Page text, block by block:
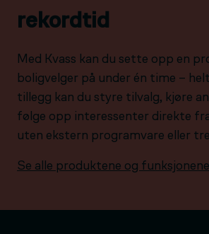
rekordtid
Med Kvass kan du sette opp en
boligvelger på under én time –
tillegg kan du styre tilvalg, kjøre
følge opp interessenter direkte
uten ekstern programvare eller
Se alle produktene og